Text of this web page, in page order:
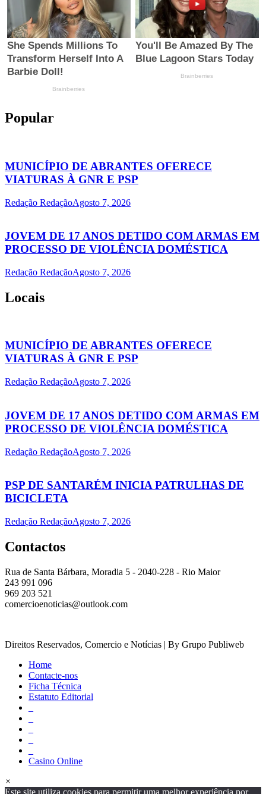
Popular
MUNICÍPIO DE ABRANTES OFERECE
VIATURAS À GNR E PSP
Redação RedaçãoAgosto 7, 2026
JOVEM DE 17 ANOS DETIDO COM ARMAS EM
PROCESSO DE VIOLÊNCIA DOMÉSTICA
Redação RedaçãoAgosto 7, 2026
Locais
MUNICÍPIO DE ABRANTES OFERECE
VIATURAS À GNR E PSP
Redação RedaçãoAgosto 7, 2026
JOVEM DE 17 ANOS DETIDO COM ARMAS EM
PROCESSO DE VIOLÊNCIA DOMÉSTICA
Redação RedaçãoAgosto 7, 2026
PSP DE SANTARÉM INICIA PATRULHAS DE
BICICLETA
Redação RedaçãoAgosto 7, 2026
Contactos
Rua de Santa Bárbara, Moradia 5 - 2040-228 - Rio Maior
243 991 096
969 203 521
comercioenoticias@outlook.com
Direitos Reservados, Comercio e Notícias | By Grupo Publiweb
Home
Contacte-nos
Ficha Técnica
Estatuto Editorial
Casino Online
×
Este site utiliza cookies para permitir uma melhor experiência por